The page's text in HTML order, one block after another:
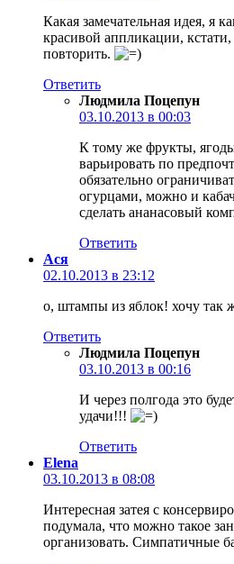
Какая замечательная идея, я
красивой аппликации,
повторить.
Ответить
Людмила Поцепун
03.10.2013 в 00:03
К тому же фрукты,
варьировать по
обязательно
огурцами, можно и
сделать ананасовый
Ответить
Ася
02.10.2013 в 23:12
о, штампы из яблок! хочу так
Ответить
Людмила Поцепун
03.10.2013 в 00:16
И через полгода это
удачи!!!
Ответить
Elena
03.10.2013 в 08:08
Интересная затея с
подумала, что можно такое
организовать. Симпатичные